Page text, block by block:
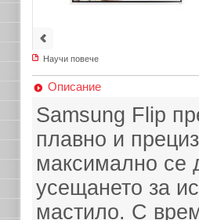
Научи повече
Описание
Samsung Flip
плавно и
максимално се
усещането за
мастило. С